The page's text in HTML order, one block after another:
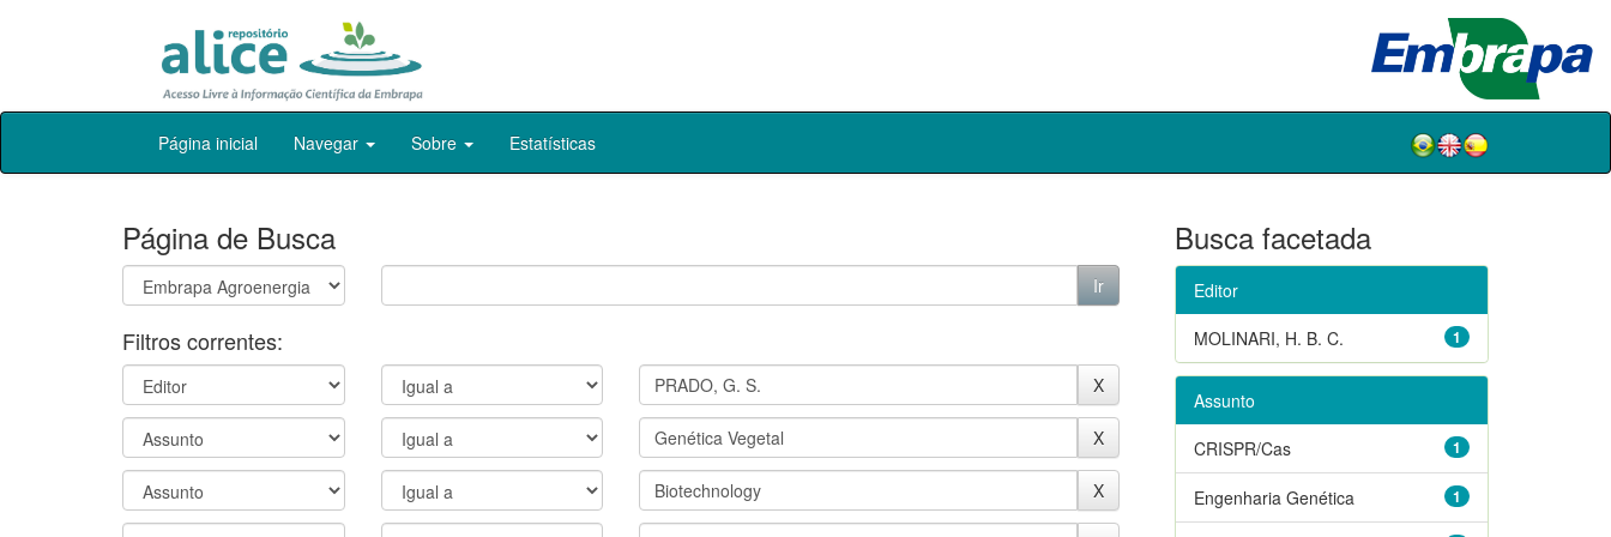
Skip
Página inicial Navegar Sobre Estatísticas
Página de Busca
Filtros correntes:
Busca facetada
Editor
1
MOLINARI, H. B. C.
Assunto
1
CRISPR/Cas
1
Engenharia Genética